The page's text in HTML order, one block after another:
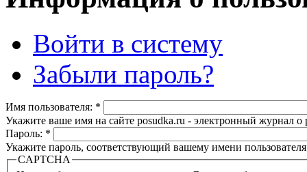
Войти в систему
Забыли пароль?
Имя пользователя: *
Укажите ваше имя на сайте posudka.ru - электронный журнал
Пароль: *
Укажите пароль, соответствующий вашему имени
CAPTCHA